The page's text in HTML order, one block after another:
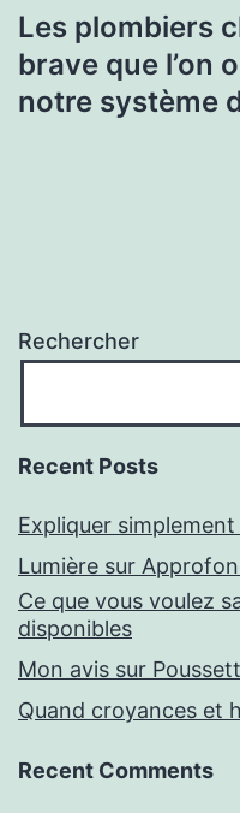
Les plombiers
brave que l’on
notre système
Rechercher
Recent Posts
Expliquer
Lumière sur
Ce que vous voulez
disponibles
Mon avis sur
Quand croyances et
Recent Comments